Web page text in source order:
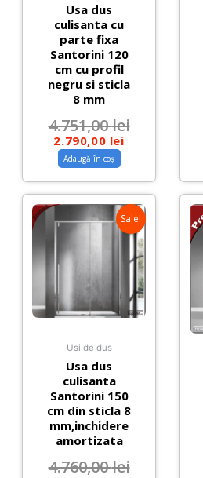
Usa dus
culisanta cu
parte fixa
Santorini 120
cm cu profil
negru si sticla
8 mm
4.751,00lei
2.790,00 lei
Adaugă în coș
Sale!
Usi de dus
Usa dus
culisanta
Santorini 150
cm din sticla 8
mm,inchidere
amortizata
4.760,00lei